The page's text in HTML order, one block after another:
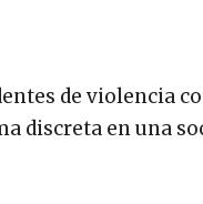
de violencia
discreta en una